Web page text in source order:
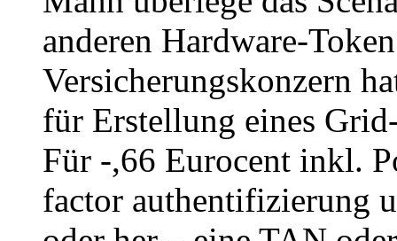
anderen Hardware-
Versicherungskonzern
für Erstellung eines
Für -,66 Eurocent inkl.
factor authentifizierung